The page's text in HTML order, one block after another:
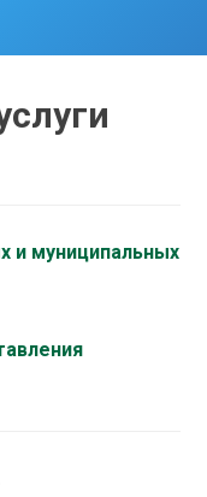
и муниципальных